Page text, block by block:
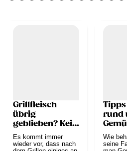
Grillfleisch
übrig
geblieben? Kein
Problem!
Es kommt immer
wieder vor, dass nach
rund
Wie
seine